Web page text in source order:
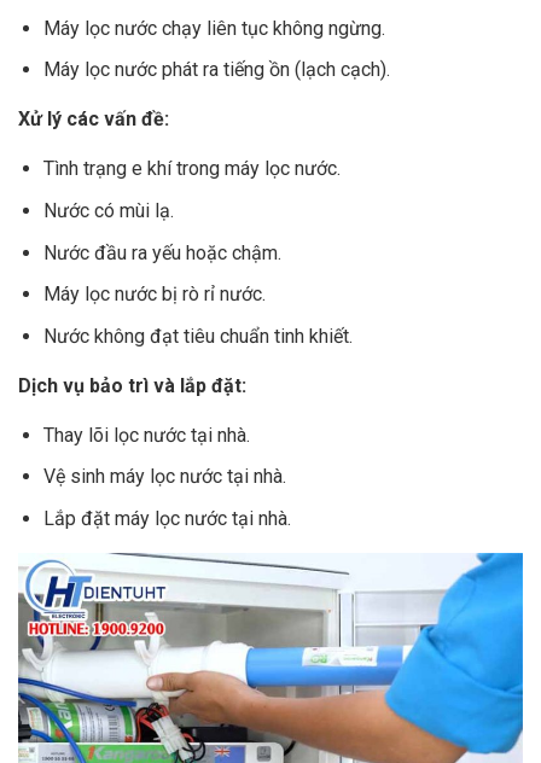
Máy lọc nước chạy liên tục không ngừng.
Máy lọc nước phát ra tiếng ồn (lạch cạch).
Xử lý các vấn đề:
Tình trạng e khí trong máy lọc nước.
Nước có mùi lạ.
Nước đầu ra yếu hoặc chậm.
Máy lọc nước bị rò rỉ nước.
Nước không đạt tiêu chuẩn tinh khiết.
Dịch vụ bảo trì và lắp đặt:
Thay lõi lọc nước tại nhà.
Vệ sinh máy lọc nước tại nhà.
Lắp đặt máy lọc nước tại nhà.